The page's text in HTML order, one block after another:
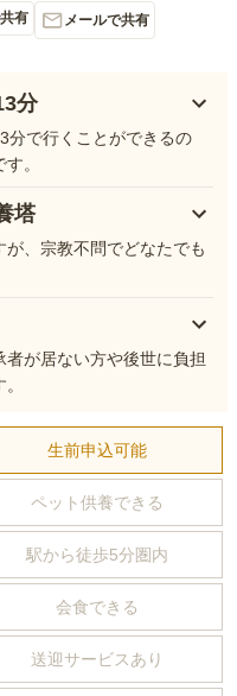
有 メールで共有
分
分で行くことができるの
。
塔
、宗教不問でどなたでも
が居ない方や後世に負担
生前申込可能
ペット供養できる
駅から徒歩5分圏内
会食できる
送迎サービスあり